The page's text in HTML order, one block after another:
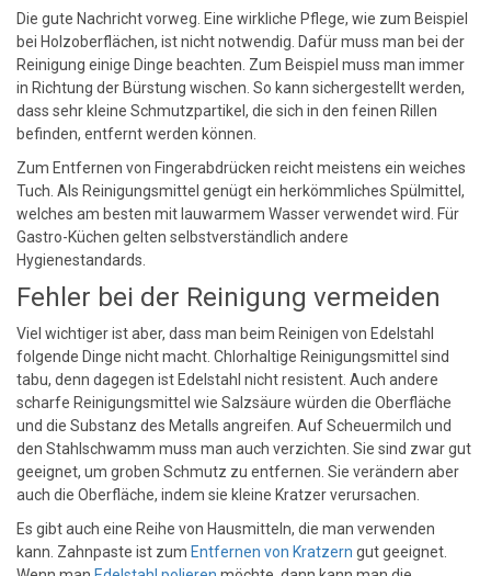
Die gute Nachricht vorweg. Eine wirkliche Pflege, wie zum Beispiel
bei Holzoberflächen, ist nicht notwendig. Dafür muss man bei der
Reinigung einige Dinge beachten. Zum Beispiel muss man immer
in Richtung der Bürstung wischen. So kann sichergestellt werden,
dass sehr kleine Schmutzpartikel, die sich in den feinen Rillen
befinden, entfernt werden können.
Zum Entfernen von Fingerabdrücken reicht meistens ein weiches
Tuch. Als Reinigungsmittel genügt ein herkömmliches Spülmittel,
welches am besten mit lauwarmem Wasser verwendet wird. Für
Gastro-Küchen gelten selbstverständlich andere
Hygienestandards.
Fehler bei der Reinigung vermeiden
Viel wichtiger ist aber, dass man beim Reinigen von Edelstahl
folgende Dinge nicht macht. Chlorhaltige Reinigungsmittel sind
tabu, denn dagegen ist Edelstahl nicht resistent. Auch andere
scharfe Reinigungsmittel wie Salzsäure würden die Oberfläche
und die Substanz des Metalls angreifen. Auf Scheuermilch und
den Stahlschwamm muss man auch verzichten. Sie sind zwar gut
geeignet, um groben Schmutz zu entfernen. Sie verändern aber
auch die Oberfläche, indem sie kleine Kratzer verursachen.
Es gibt auch eine Reihe von Hausmitteln, die man verwenden
kann. Zahnpaste ist zum Entfernen von Kratzern gut geeignet.